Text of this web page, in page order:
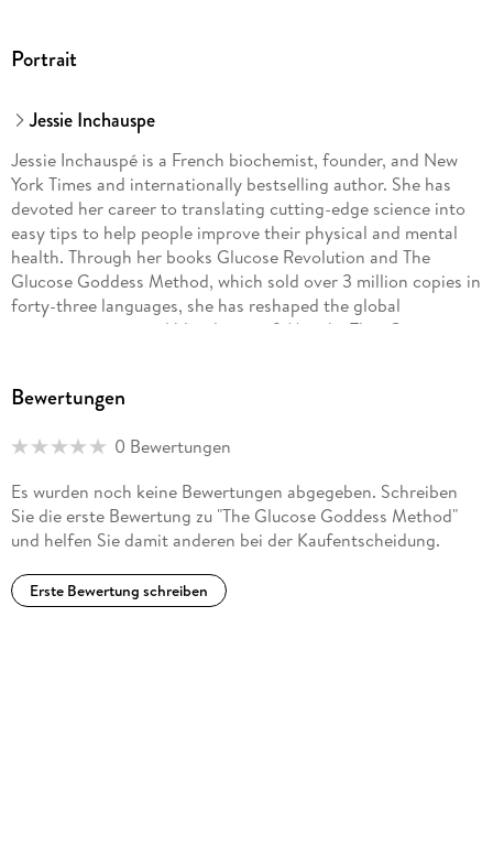
Portrait
Jessie Inchauspe
Jessie Inchauspé is a French biochemist, founder, and New
York Times and internationally bestselling author. She has
devoted her career to translating cutting-edge science into
easy tips to help people improve their physical and mental
health. Through her books Glucose Revolution and The
Glucose Goddess Method, which sold over 3 million copies in
forty-three languages, she has reshaped the global
conversation around blood sugar. 9 Months That Count
popular social community @GlucoseGoddess, where she
holds a BSc in mathematics from King’s College, London,
Bewertungen
0 Bewertungen
Es wurden noch keine Bewertungen abgegeben. Schreiben
Sie die erste Bewertung zu "The Glucose Goddess Method"
und helfen Sie damit anderen bei der Kaufentscheidung.
Erste Bewertung schreiben